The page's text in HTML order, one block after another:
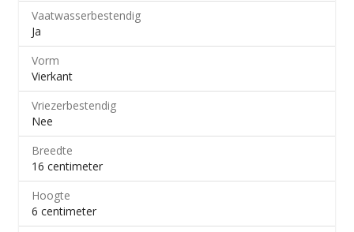
Vaatwasserbestendig
Ja
Vorm
Vierkant
Vriezerbestendig
Nee
Breedte
16 centimeter
Hoogte
6 centimeter